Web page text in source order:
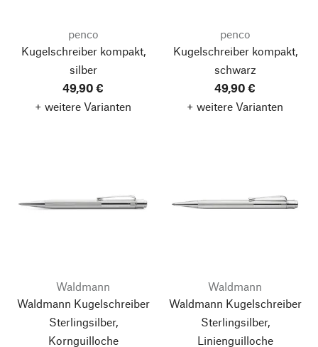
penco
Kugelschreiber kompakt,
silber
49,90 €
+ weitere Varianten
penco
Kugelschreiber kompakt,
schwarz
49,90 €
+ weitere Varianten
Waldmann
Waldmann Kugelschreiber
Sterlingsilber,
Kornguilloche
Waldmann
Waldmann Kugelschreiber
Sterlingsilber,
Linienguilloche